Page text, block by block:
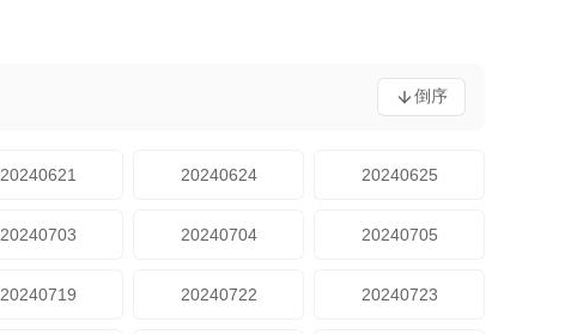
倒序
20240621 20240624 20240625
20240703 20240704 20240705
20240719 20240722 20240723